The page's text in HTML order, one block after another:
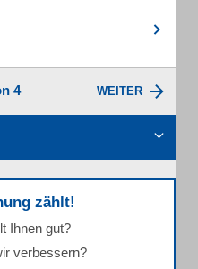
4 WEITER
zählt!
Ihnen gut?
verbessern?